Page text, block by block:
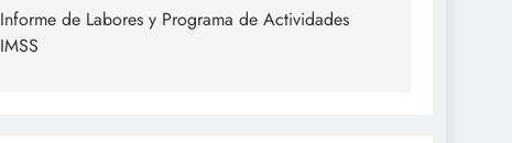
Informe de Labores y Programa de Actividades
IMSS